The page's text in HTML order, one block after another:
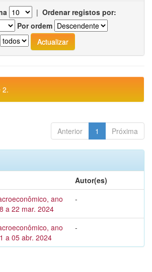
| Ordenar registos por:
Por ordem
2.
Anterior 1 Próxima
Autor(es)
ano
a 22 mar. 2024
-
ano
a 05 abr. 2024
-